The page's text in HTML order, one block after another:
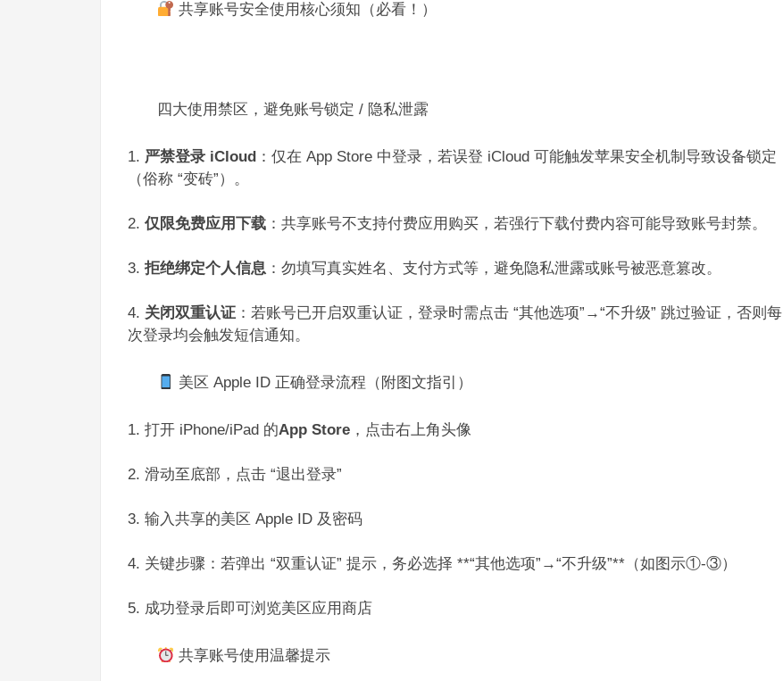
共享账号安全使用核心须知（必看！）​
四大使用禁区，避免账号锁定 / 隐私泄露​
严禁登录 iCloud ：仅在 App Store 中登录，若误登 iCloud 可能触发苹果安全机制导致设备锁定
（俗称 “变砖”）。​
仅限免费应用下载 ：共享账号不支持付费应用购买，若强行下载付费内容可能导致账号封禁。​
拒绝绑定个人信息 ：勿填写真实姓名、支付方式等，避免隐私泄露或账号被恶意篡改。​
关闭双重认证 ：若账号已开启双重认证，登录时需点击 “其他选项”→“不升级” 跳过验证，否则每
次登录均会触发短信通知。​
美区 Apple ID 正确登录流程（附图文指引）​
打开 iPhone/iPad 的App Store ，点击右上角头像​
滑动至底部，点击 “退出登录”​
输入共享的美区 Apple ID 及密码​
关键步骤：若弹出 “双重认证” 提示，务必选择 **“其他选项”→“不升级”**（如图示①-③）​
成功登录后即可浏览美区应用商店​
共享账号使用温馨提示​